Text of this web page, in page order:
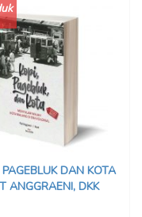
PAGEBLUK DAN KOTA
ANGGRAENI, DKK